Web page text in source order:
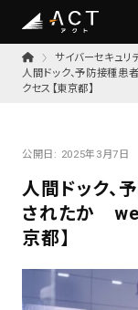
サイバーセキュリ
人間ドック、予防接種
クセス【東京都】
公開日: 2025年3月7日
人間ドック、
されたか
京都】